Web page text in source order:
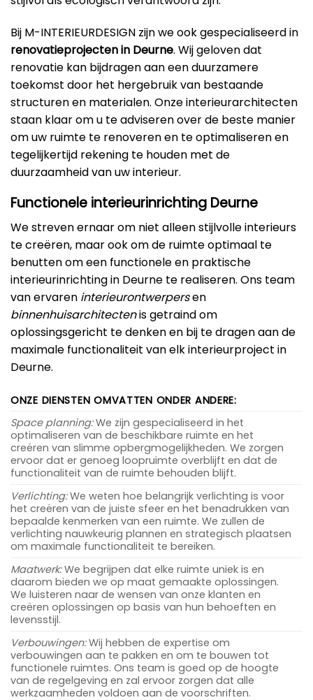
Bij M-INTERIEURDESIGN zijn we ook gespecialiseerd in
renovatieprojecten in Deurne. Wij geloven dat
renovatie kan bijdragen aan een duurzamere
toekomst door het hergebruik van bestaande
structuren en materialen. Onze interieurarchitecten
staan klaar om u te adviseren over de beste manier
om uw ruimte te renoveren en te optimaliseren en
tegelijkertijd rekening te houden met de
duurzaamheid van uw interieur.
Functionele interieurinrichting Deurne
We streven ernaar om niet alleen stijlvolle interieurs
te creëren, maar ook om de ruimte optimaal te
benutten om een functionele en praktische
interieurinrichting in Deurne te realiseren. Ons team
van ervaren interieurontwerpersen
binnenhuisarchitectenis getraind om
oplossingsgericht te denken en bij te dragen aan de
maximale functionaliteit van elk interieurproject in
Deurne.
ONZE DIENSTEN OMVATTEN ONDER ANDERE:
Space planning:We zijn gespecialiseerd in het
optimaliseren van de beschikbare ruimte en het
creëren van slimme opbergmogelijkheden. We zorgen
ervoor dat er genoeg loopruimte overblijft en dat de
functionaliteit van de ruimte behouden blijft.
Verlichting:We weten hoe belangrijk verlichting is voor
het creëren van de juiste sfeer en het benadrukken van
bepaalde kenmerken van een ruimte. We zullen de
verlichting nauwkeurig plannen en strategisch plaatsen
om maximale functionaliteit te bereiken.
Maatwerk:We begrijpen dat elke ruimte uniek is en
daarom bieden we op maat gemaakte oplossingen.
We luisteren naar de wensen van onze klanten en
creëren oplossingen op basis van hun behoeften en
levensstijl.
Verbouwingen:Wij hebben de expertise om
verbouwingen aan te pakken en om te bouwen tot
functionele ruimtes. Ons team is goed op de hoogte
van de regelgeving en zal ervoor zorgen dat alle
werkzaamheden voldoen aan de voorschriften.